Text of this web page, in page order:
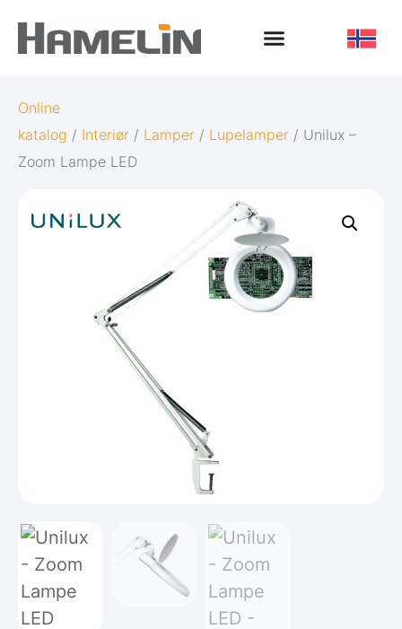
Online
katalog / Interiør / Lamper / Lupelamper / Unilux –
Zoom Lampe LED